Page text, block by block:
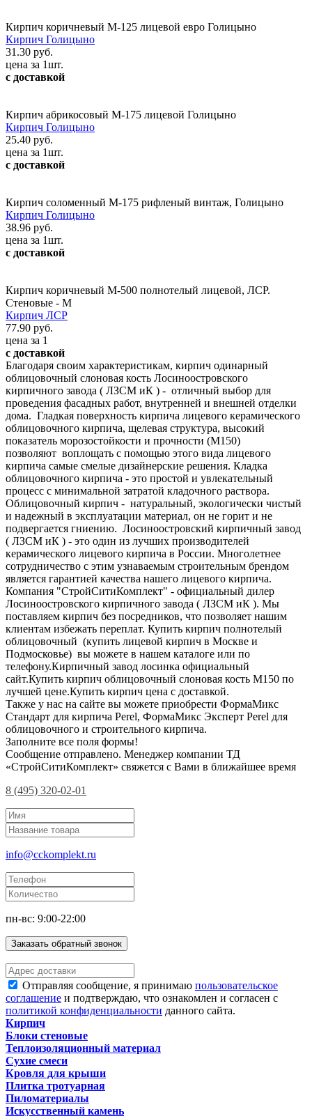
Кирпич коричневый М-125 лицевой евро Голицыно
Кирпич Голицыно
31.30 руб.
цена за 1шт.
с доставкой
Кирпич абрикосовый М-175 лицевой Голицыно
Кирпич Голицыно
25.40 руб.
цена за 1шт.
с доставкой
Кирпич соломенный М-175 рифленый винтаж, Голицыно
Кирпич Голицыно
38.96 руб.
цена за 1шт.
с доставкой
Кирпич коричневый М-500 полнотелый лицевой, ЛСР.
Стеновые - М
Кирпич ЛСР
77.90 руб.
цена за 1
с доставкой
Благодаря своим характеристикам, кирпич одинарный
облицовочный слоновая кость Лосиноостровского
кирпичного завода ( ЛЗСМ иК ) - отличный выбор для
проведения фасадных работ, внутренней и внешней отделки
дома. Гладкая поверхность кирпича лицевого керамического
облицовочного кирпича, щелевая структура, высокий
показатель морозостойкости и прочности (М150)
позволяют воплощать c помощью этого вида лицевого
кирпича самые смелые дизайнерские решения. Кладка
облицовочного кирпича - это простой и увлекательный
процесс с минимальной затратой кладочного раствора.
Облицовочный кирпич - натуральный, экологически чистый
и надежный в эксплуатации материал, он не горит и не
подвергается гниению. Лосиноостровский кирпичный завод
( ЛЗСМ иК ) - это один из лучших производителей
керамического лицевого кирпича в России. Многолетнее
сотрудничество с этим узнаваемым строительным брендом
является гарантией качества нашего лицевого кирпича.
Компания "СтройСитиКомплект" - официальный дилер
Лосиноостровского кирпичного завода ( ЛЗСМ иК ). Мы
поставляем кирпич без посредников, что позволяет нашим
клиентам избежать переплат. Купить кирпич полнотелый
облицовочный (купить лицевой кирпич в Москве и
Подмосковье) вы можете в нашем каталоге или по
телефону.Кирпичный завод лосинка официальный
сайт.Купить кирпич облицовочный слоновая кость М150 по
лучшей цене.Купить кирпич цена с доставкой.
Также у нас на сайте вы можете приобрести ФормаМикс
Стандарт для кирпича Perel, ФормаМикс Эксперт Perel для
облицовочного и строительного кирпича.
Заполните все поля формы!
Сообщение отправлено. Менеджер компании ТД
«СтройСитиКомплект» свяжется с Вами в ближайшее время
8 (495) 320-02-01
info@cckomplekt.ru
пн-вс: 9:00-22:00
Заказать обратный звонок
Отправляя сообщение, я принимаю пользовательское
соглашение и подтверждаю, что ознакомлен и согласен с
политикой конфиденциальности данного сайта.
Кирпич
Блоки стеновые
Теплоизоляционный материал
Сухие смеси
Кровля для крыши
Плитка тротуарная
Пиломатериалы
Искусственный камень